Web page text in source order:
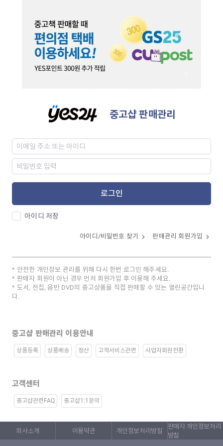
중고샵 판매관리
로그인
아이디 저장
아이디/비밀번호 찾기 판매관리 회원가입
안전한 개인정보 관리를 위해 다시 한번 로그인 해주세요.
판매자 회원이 아닌 경우 먼저 회원가입 후 이용해 주세요.
도서, 전집, 음반 DVD의 중고상품을 직접 판매할 수 있는 열린공간입니
다.
중고샵 판매관리 이용안내
상품등록 상품배송 정산 고객서비스관련 사업자회원전환
고객센터
중고샵관련FAQ 중고샵1:1문의
회사소개 이용약관 개인정보처리방침
판매자 개인정보처리
방침